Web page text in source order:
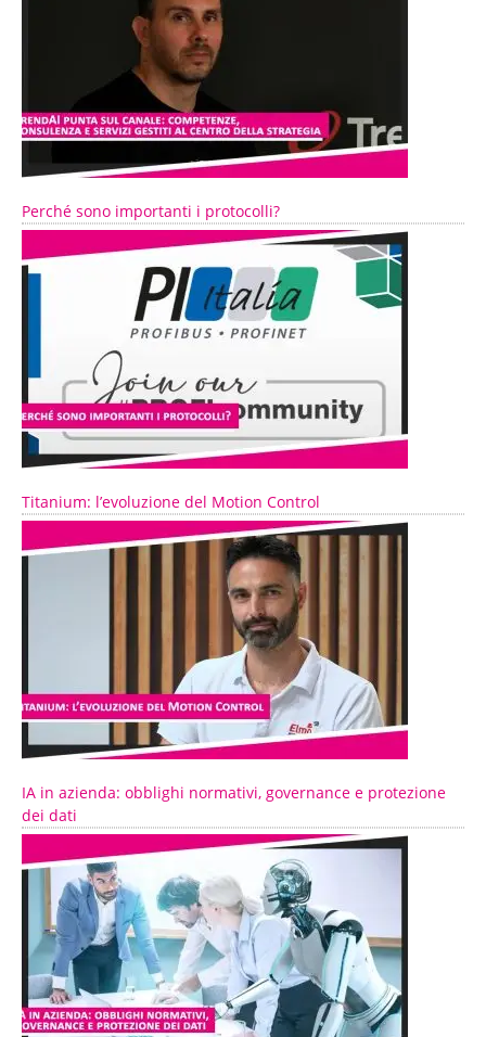
Perché sono importanti i protocolli?
Titanium: l’evoluzione del Motion Control
IA in azienda: obblighi normativi, governance e protezione
dei dati